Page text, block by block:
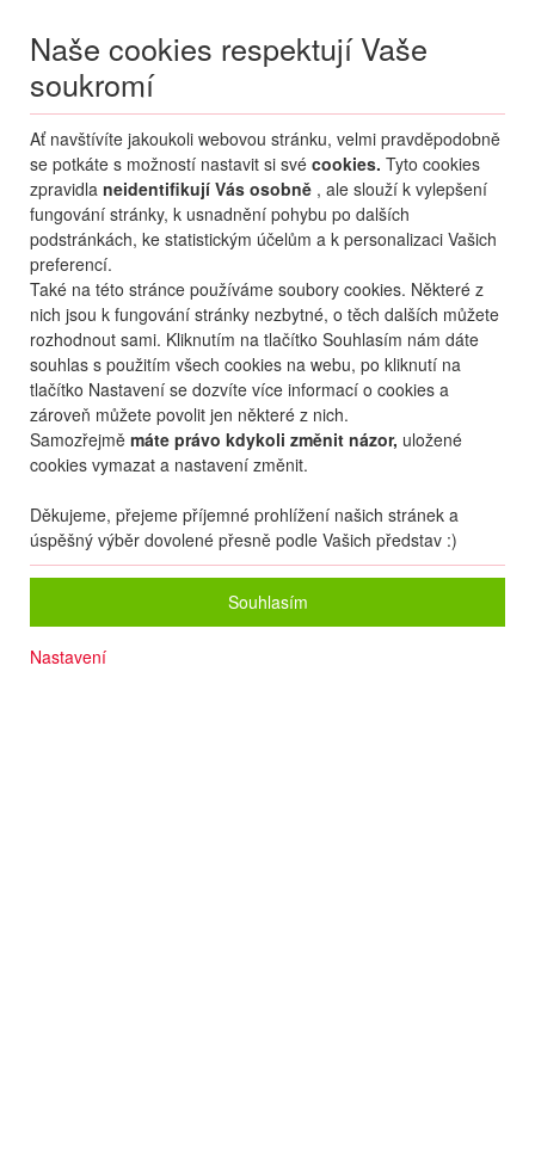
Naše cookies respektují Vaše
soukromí
Ať navštívíte jakoukoli webovou stránku, velmi pravděpodobně
se potkáte s možností nastavit si své cookies. Tyto cookies
zpravidla neidentifikují Vás osobně , ale slouží k vylepšení
fungování stránky, k usnadnění pohybu po dalších
podstránkách, ke statistickým účelům a k personalizaci Vašich
preferencí.
Také na této stránce používáme soubory cookies. Některé z
nich jsou k fungování stránky nezbytné, o těch dalších můžete
rozhodnout sami. Kliknutím na tlačítko Souhlasím nám dáte
souhlas s použitím všech cookies na webu, po kliknutí na
tlačítko Nastavení se dozvíte více informací o cookies a
zároveň můžete povolit jen některé z nich.
Samozřejmě máte právo kdykoli změnit názor, uložené
cookies vymazat a nastavení změnit.
Děkujeme, přejeme příjemné prohlížení našich stránek a
úspěšný výběr dovolené přesně podle Vašich představ :)
Souhlasím
Nastavení
Menu
MojePřihlášení
Destinace nerozhoduje
01.01.-31.12.•2 osoby
Od nejoblíbenějšího Od nejlevnějšího Od nejdražšího
Od nejbližšího termínu
Probíhá vyhledávání